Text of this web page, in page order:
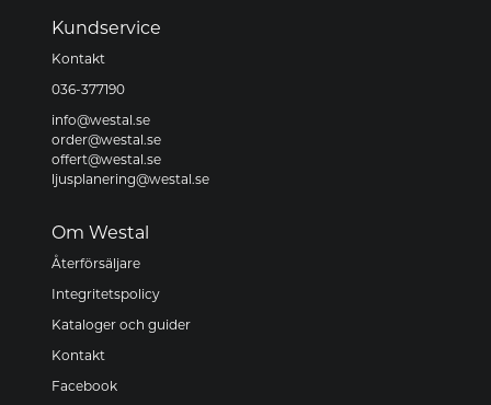
Kundservice
Kontakt
036-377190
info@westal.se
order@westal.se
offert@westal.se
ljusplanering@westal.se
Om Westal
Återförsäljare
Integritetspolicy
Kataloger och guider
Kontakt
Facebook